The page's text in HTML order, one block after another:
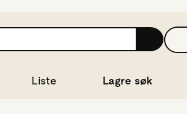
Liste Lagre søk